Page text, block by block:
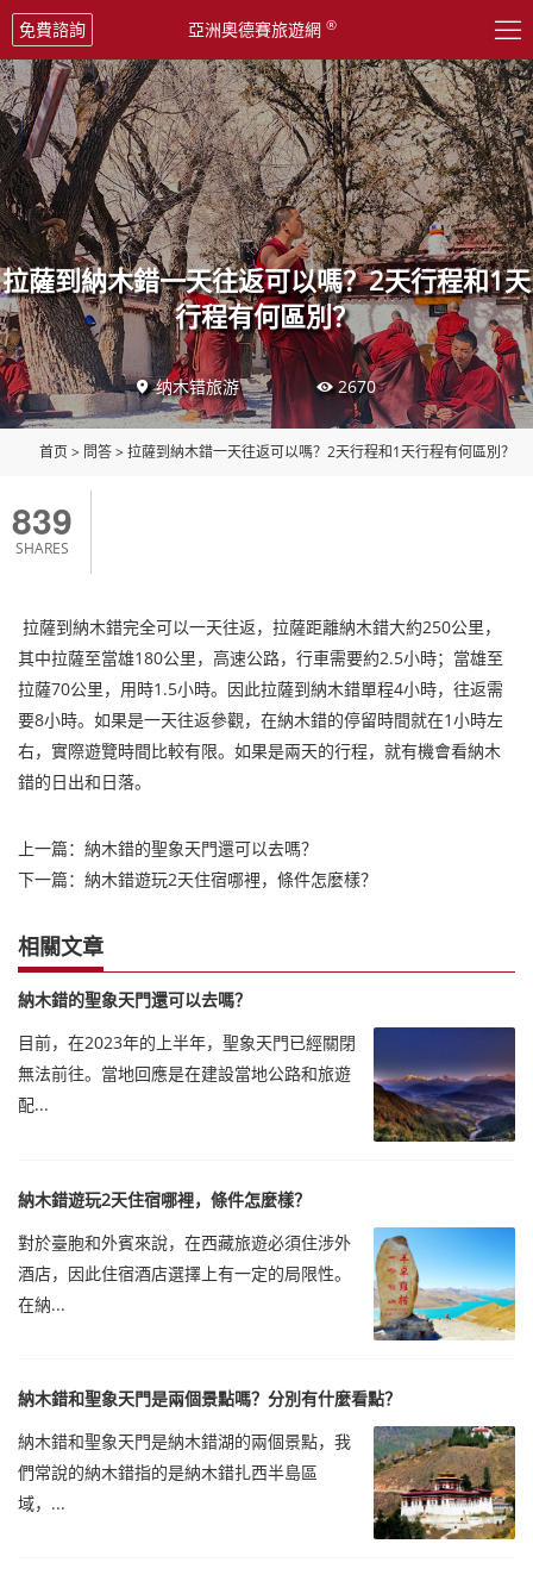

免費諮詢 亞洲奧德賽旅遊網 ®
拉薩到納木錯一天往返可以嗎？2天行程和1天
行程有何區別？
 纳木错旅游  2670
首页> 問答>拉薩到納木錯一天往返可以嗎？2天行程和1天行程有何區別？
839
SHARES
拉薩到納木錯完全可以一天往返，拉薩距離納木錯大約250公里，
其中拉薩至當雄180公里，高速公路，行車需要約2.5小時；當雄至
拉薩70公里，用時1.5小時。因此拉薩到納木錯單程4小時，往返需
要8小時。如果是一天往返參觀，在納木錯的停留時間就在1小時左
右，實際遊覽時間比較有限。如果是兩天的行程，就有機會看納木
錯的日出和日落。
上一篇： 納木錯的聖象天門還可以去嗎？
下一篇： 納木錯遊玩2天住宿哪裡，條件怎麼樣？
相關文章
納木錯的聖象天門還可以去嗎？
目前，在2023年的上半年，聖象天門已經關閉
無法前往。當地回應是在建設當地公路和旅遊
配...
納木錯遊玩2天住宿哪裡，條件怎麼樣？
對於臺胞和外賓來說，在西藏旅遊必須住涉外
酒店，因此住宿酒店選擇上有一定的局限性。
在納...
納木錯和聖象天門是兩個景點嗎？分別有什麼看點？
納木錯和聖象天門是納木錯湖的兩個景點，我
們常說的納木錯指的是納木錯扎西半島區
域，...